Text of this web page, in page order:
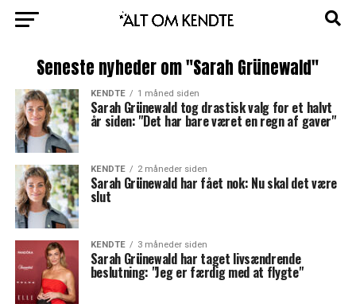
Seneste nyheder om "Sarah Grünewald"
KENDTE 1 måned siden
Sarah Grünewald tog drastisk valg for et halvt
år siden: "Det har bare været en regn af gaver"
KENDTE 2 måneder siden
Sarah Grünewald har fået nok: Nu skal det være
slut
KENDTE 3 måneder siden
Sarah Grünewald har taget livsændrende
beslutning: "Jeg er færdig med at flygte"